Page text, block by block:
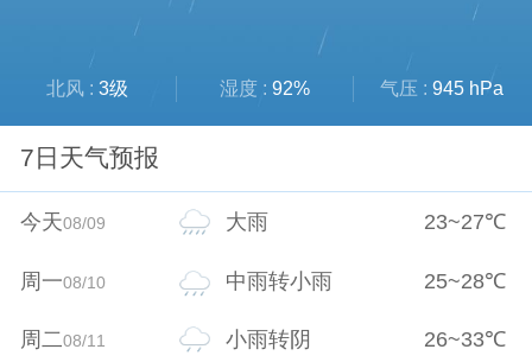
北风 :3级 湿度 : 92% 气压 : 945 hPa
7日天气预报
今天08/09 大雨 23~27℃
周一08/10 中雨转小雨 25~28℃
周二08/11 小雨转阴 26~33℃